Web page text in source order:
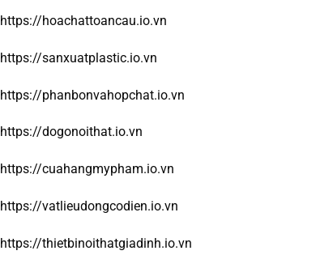
https://hoachattoancau.io.vn
https://sanxuatplastic.io.vn
https://phanbonvahopchat.io.vn
https://dogonoithat.io.vn
https://cuahangmypham.io.vn
https://vatlieudongcodien.io.vn
https://thietbinoithatgiadinh.io.vn